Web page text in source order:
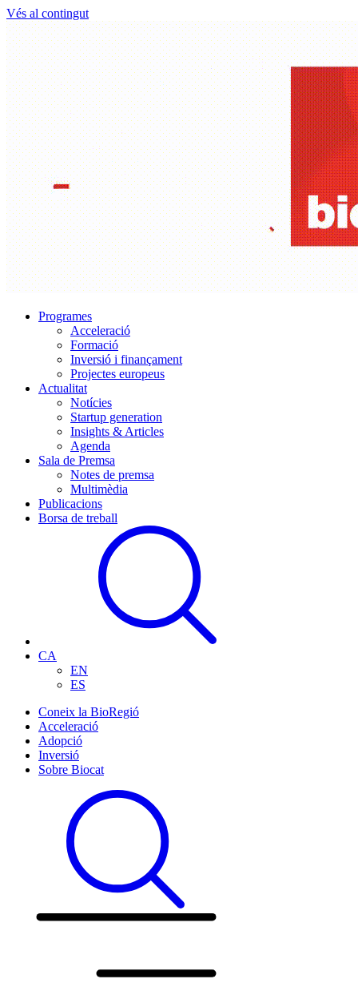
Vés al contingut
Programes
Acceleració
Formació
Inversió i finançament
Projectes europeus
Actualitat
Notícies
Startup generation
Insights & Articles
Agenda
Sala de Premsa
Notes de premsa
Multimèdia
Publicacions
Borsa de treball
CA
EN
ES
Coneix la BioRegió
Acceleració
Adopció
Inversió
Sobre Biocat